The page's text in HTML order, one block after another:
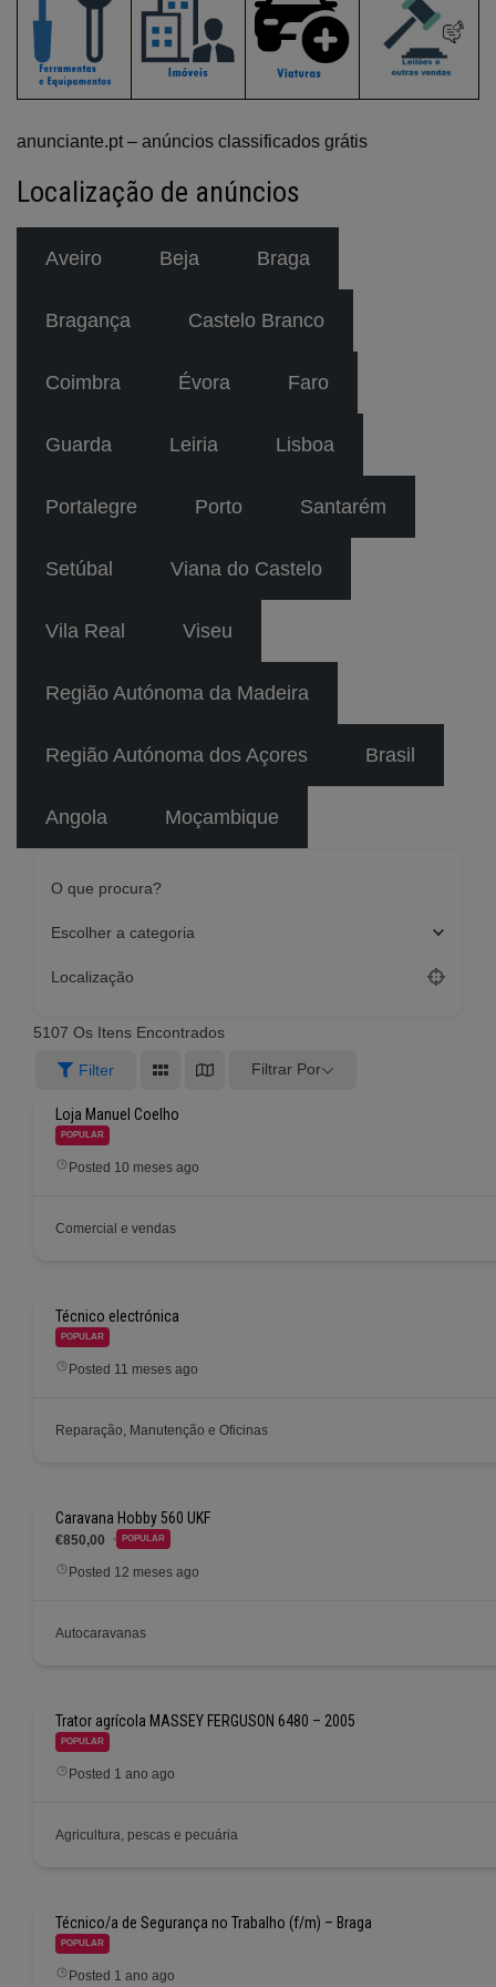
anunciante.pt – anúncios classificados grátis
Localização de anúncios
Aveiro Beja Braga
Bragança Castelo Branco
Coimbra Évora Faro
Guarda Leiria Lisboa
Portalegre Porto Santarém
Setúbal Viana do Castelo
Vila Real Viseu
Região Autónoma da Madeira
Região Autónoma dos Açores Brasil
Angola Moçambique
O que procura?
Escolher a categoria
Localização
5107 Os Itens Encontrados
Filter Filtrar Por
Loja Manuel Coelho
POPULAR
Posted 10 meses ago
Comercial e vendas
Técnico electrónica
POPULAR
Posted 11 meses ago
Reparação, Manutenção e Oficinas
Caravana Hobby 560 UKF
€850,00 POPULAR
Posted 12 meses ago
Autocaravanas
Trator agrícola MASSEY FERGUSON 6480 – 2005
POPULAR
Posted 1 ano ago
Agricultura, pescas e pecuária
Técnico/a de Segurança no Trabalho (f/m) – Braga
POPULAR
Posted 1 ano ago